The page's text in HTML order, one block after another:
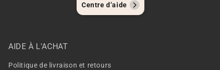
Centre d’aide
AIDE À L'ACHAT
Politique de livraison et retours